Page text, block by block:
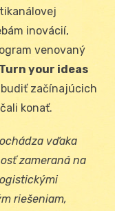
inovácií,
venovaný
Turn your ideas
začínajúcich
konať.
vďaka
zameraná na
riešeniam,